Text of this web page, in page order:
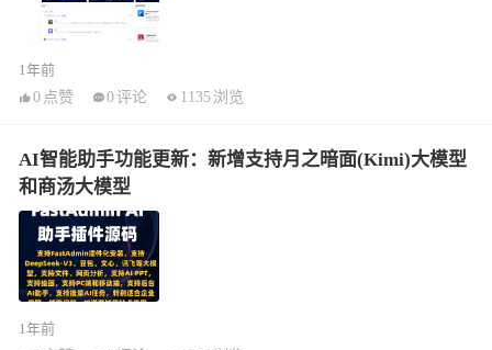
1年前
0 点赞 0评论 1135 浏览
AI智能助手功能更新：新增支持月之暗面(Kimi)大模型
和商汤大模型
1年前